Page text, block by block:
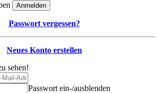
Anmelden
Passwort vergessen?
Neues Konto erstellen
sehen!
Passwort ein-/ausblenden